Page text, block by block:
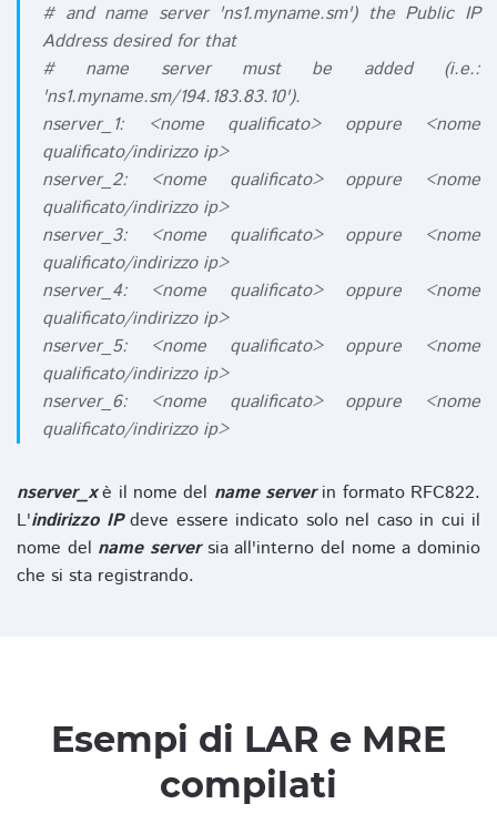
# and name server 'ns1.myname.sm') the Public IP
Address desired for that
# name server must be added (i.e.:
'ns1.myname.sm/194.183.83.10').
nserver_1: <nome qualificato> oppure <nome
qualificato/indirizzo ip>
nserver_2: <nome qualificato> oppure <nome
qualificato/indirizzo ip>
nserver_3: <nome qualificato> oppure <nome
qualificato/indirizzo ip>
nserver_4: <nome qualificato> oppure <nome
qualificato/indirizzo ip>
nserver_5: <nome qualificato> oppure <nome
qualificato/indirizzo ip>
nserver_6: <nome qualificato> oppure <nome
qualificato/indirizzo ip>
nserver_xè il nome del name serverin formato RFC822.
L'indirizzo IPdeve essere indicato solo nel caso in cui il
nome del name serversia all'interno del nome a dominio
che si sta registrando.
Esempi di LAR e MRE
compilati